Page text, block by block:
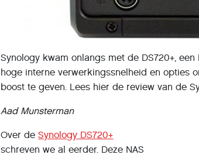
Synology kwam onlangs met de DS720+,
hoge interne verwerkingssnelheid en opties
boost te geven. Lees hier de review van de
Aad Munsterman
Over deSynology DS720+
schreven we al eerder. Deze NAS